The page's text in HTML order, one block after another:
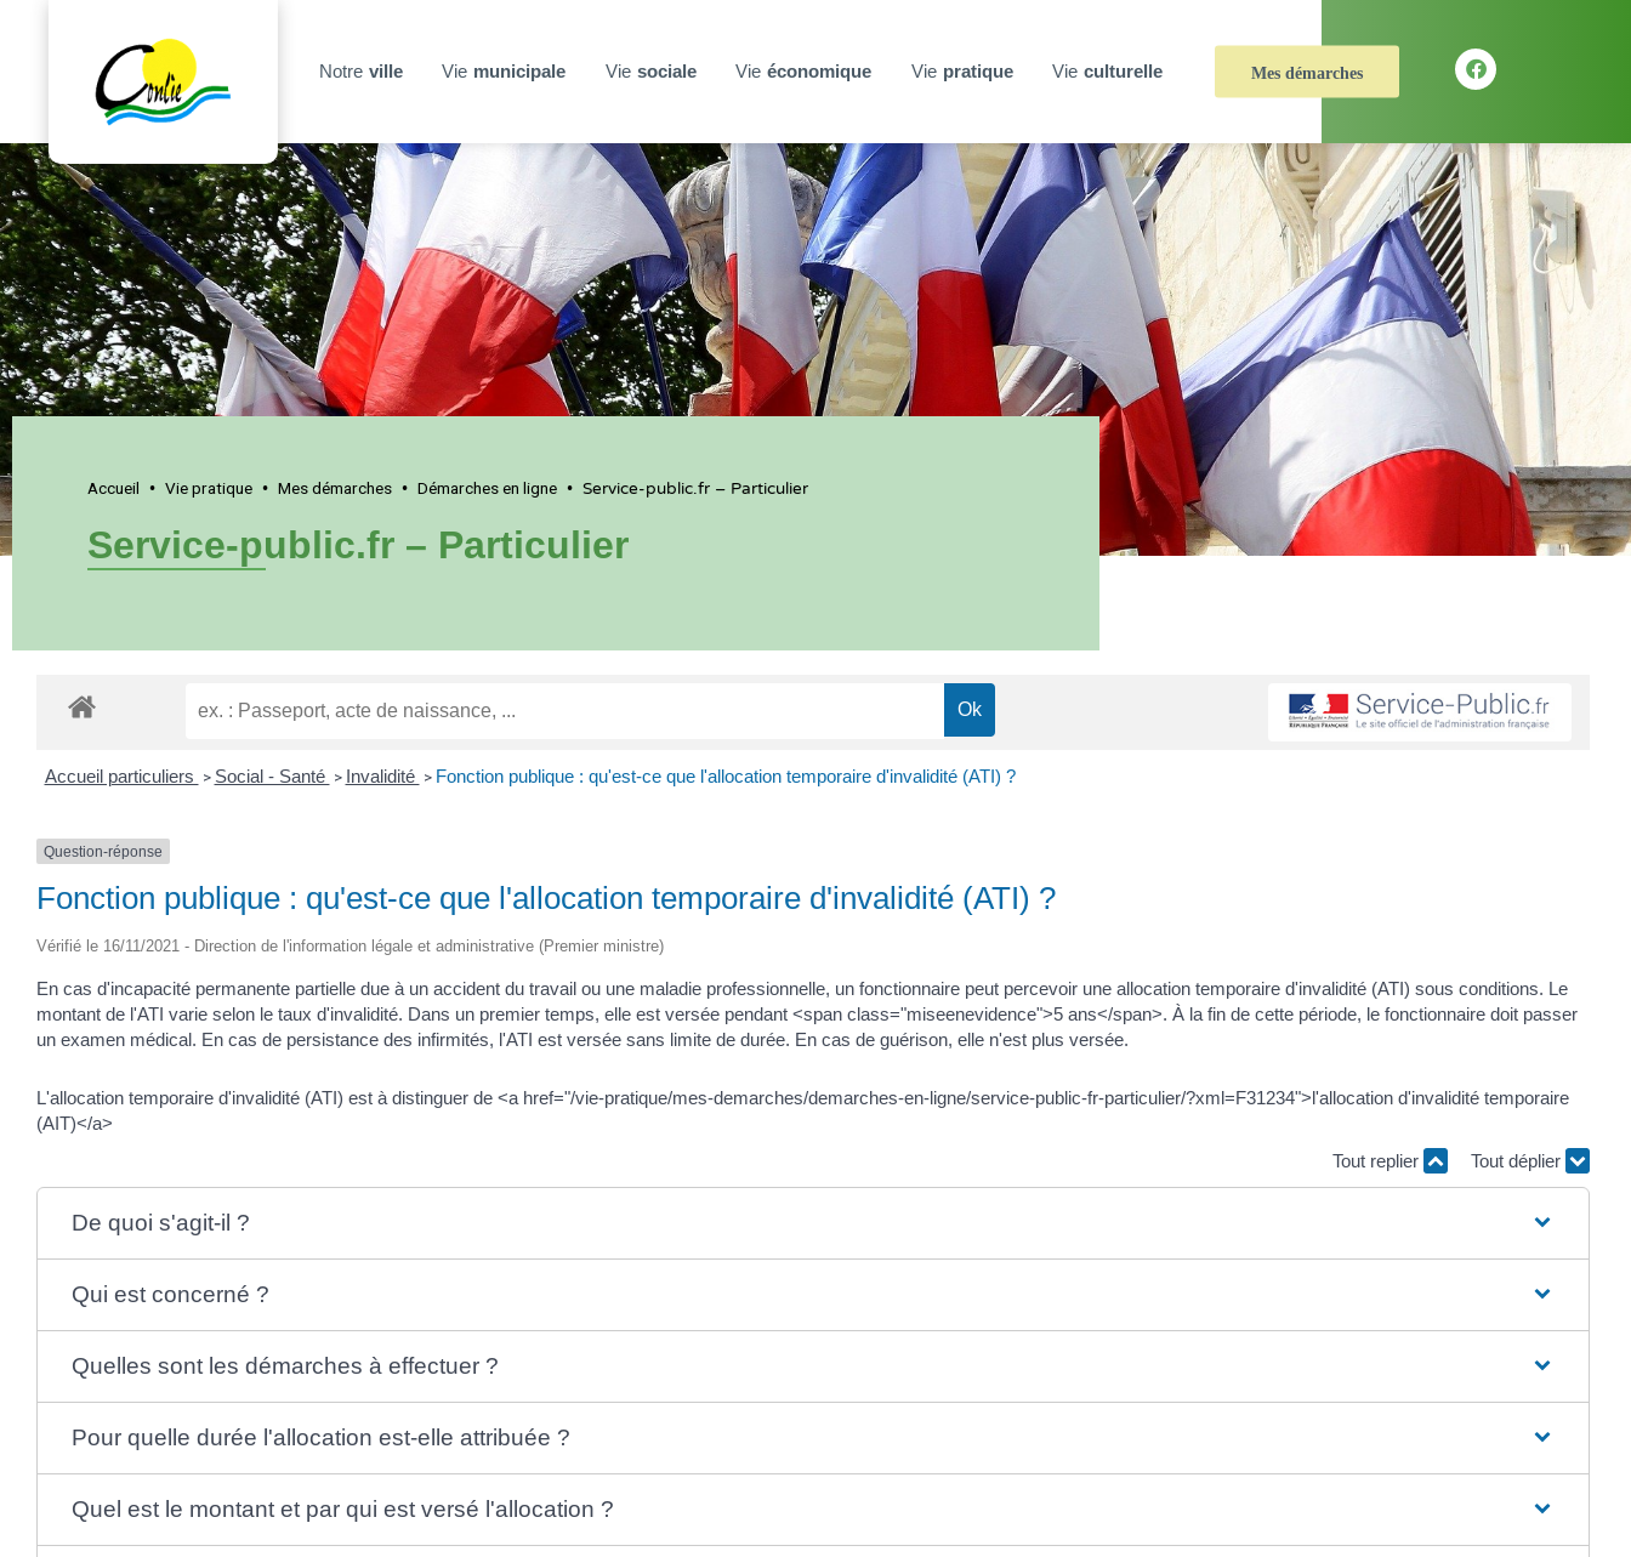
Notre ville Vie municipale Vie sociale Vie économique Vie pratique Vie culturelle Mes démarches
Accueil • Vie pratique • Mes démarches • Démarches en ligne • Service-public.fr – Particulier
Service-public.fr – Particulier
Accueil particuliers > Social - Santé > Invalidité > Fonction publique : qu'est-ce que l'allocation temporaire d'invalidité (ATI) ?
Question-réponse
Fonction publique : qu'est-ce que l'allocation temporaire d'invalidité (ATI) ?
Vérifié le 16/11/2021 - Direction de l'information légale et administrative (Premier ministre)
En cas d'incapacité permanente partielle due à un accident du travail ou une maladie professionnelle, un fonctionnaire peut percevoir une allocation temporaire d'invalidité (ATI) sous conditions. Le
montant de l'ATI varie selon le taux d'invalidité. Dans un premier temps, elle est versée pendant <span class="miseenevidence">5 ans</span>. À la fin de cette période, le fonctionnaire doit passer
un examen médical. En cas de persistance des infirmités, l'ATI est versée sans limite de durée. En cas de guérison, elle n'est plus versée.
L'allocation temporaire d'invalidité (ATI) est à distinguer de <a href="/vie-pratique/mes-demarches/demarches-en-ligne/service-public-fr-particulier/?xml=F31234">l'allocation d'invalidité temporaire
(AIT)</a>
Tout replier
Tout déplier
De quoi s'agit-il ?
Qui est concerné ?
Quelles sont les démarches à effectuer ?
Pour quelle durée l'allocation est-elle attribuée ?
Quel est le montant et par qui est versé l'allocation ?